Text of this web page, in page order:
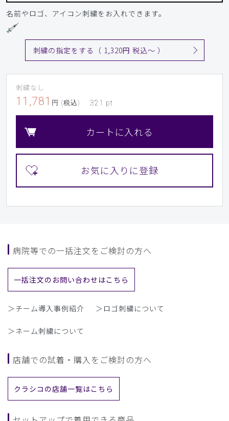
良いと思います．
商品：
役に立った 0
名前やロゴ、アイコン刺繍をお入れできます。
刺繍の指定をする（ 1,320円 税込〜 ）
刺繍なし
11,781 円 (税込) 321 pt
カートに入れる
病院等での一括注文をご検討の方へ
一括注文のお問い合わせはこちら
＞チーム導入事例紹介 ＞ロゴ刺繍について
＞ネーム刺繍について
店舗での試着・購入をご検討の方へ
クラシコの店舗一覧はこちら